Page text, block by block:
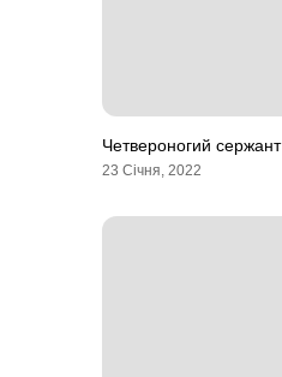
Четвероногий сержант
23 Січня, 2022